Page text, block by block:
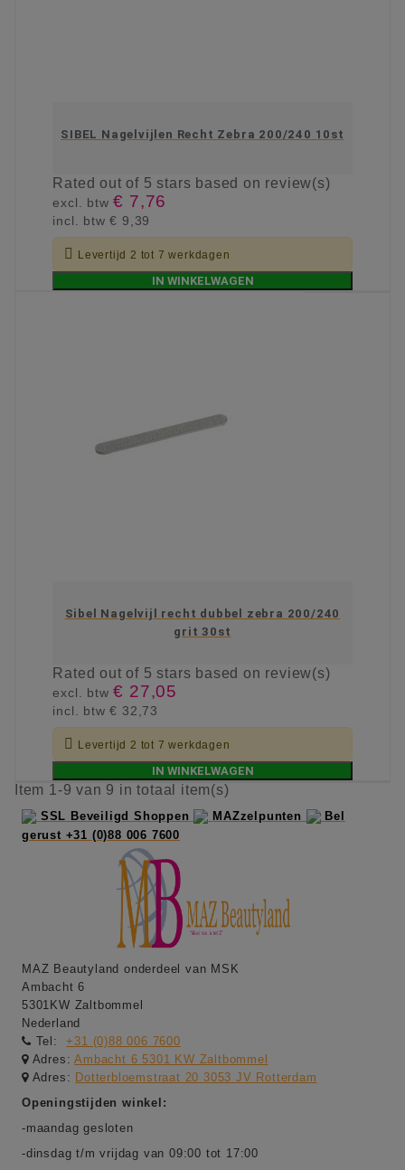
SIBEL Nagelvijlen Recht Zebra 200/240 10st
Ratedout of 5 stars based on review(s)
excl. btw€ 7,76
incl. btw€ 9,39
 Levertijd 2 tot 7 werkdagen
IN WINKELWAGEN
Sibel Nagelvijl recht dubbel zebra 200/240
grit 30st
Ratedout of 5 stars based on review(s)
excl. btw€ 27,05
incl. btw€ 32,73
 Levertijd 2 tot 7 werkdagen
IN WINKELWAGEN
Item 1-9 van 9 in totaal item(s)
SSL Beveiligd Shoppen MAZzelpunten
Bel
gerust +31 (0)88 006 7600
MAZ Beautyland onderdeel van MSK
Ambacht 6
5301KW Zaltbommel
Nederland
Tel:
+31 (0)88 006 7600
Adres:Ambacht 6 5301 KW Zaltbommel
Adres: Dotterbloemstraat 20 3053 JV Rotterdam
Openingstijden winkel:
-maandag gesloten
-dinsdag t/m vrijdag van 09:00 tot 17:00